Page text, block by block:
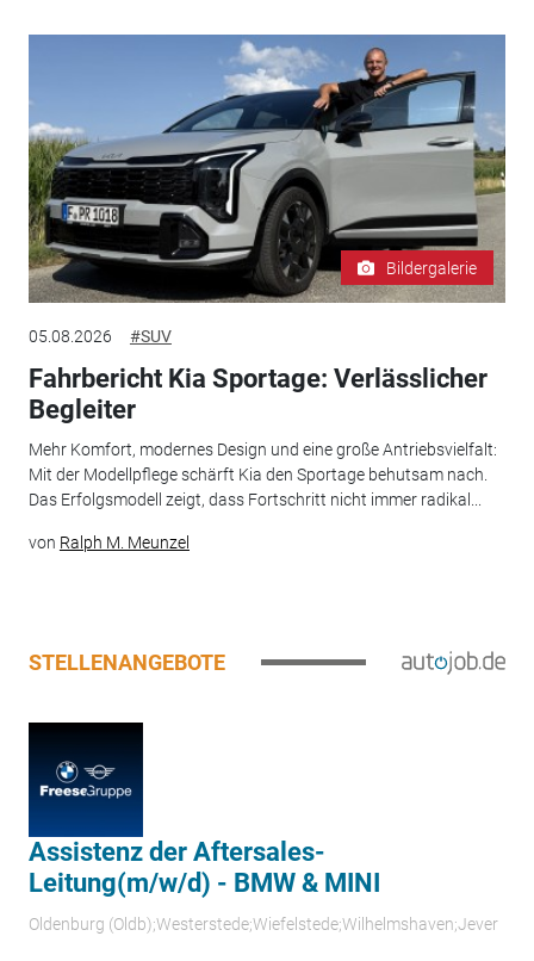
Bildergalerie
05.08.2026 #SUV
Fahrbericht Kia Sportage: Verlässlicher
Begleiter
Mehr Komfort, modernes Design und eine große Antriebsvielfalt:
Mit der Modellpflege schärft Kia den Sportage behutsam nach.
Das Erfolgsmodell zeigt, dass Fortschritt nicht immer radikal...
von Ralph M. Meunzel
STELLENANGEBOTE
Assistenz der Aftersales-
Leitung(m/w/d) - BMW & MINI
Oldenburg (Oldb);Westerstede;Wiefelstede;Wilhelmshaven;Jever